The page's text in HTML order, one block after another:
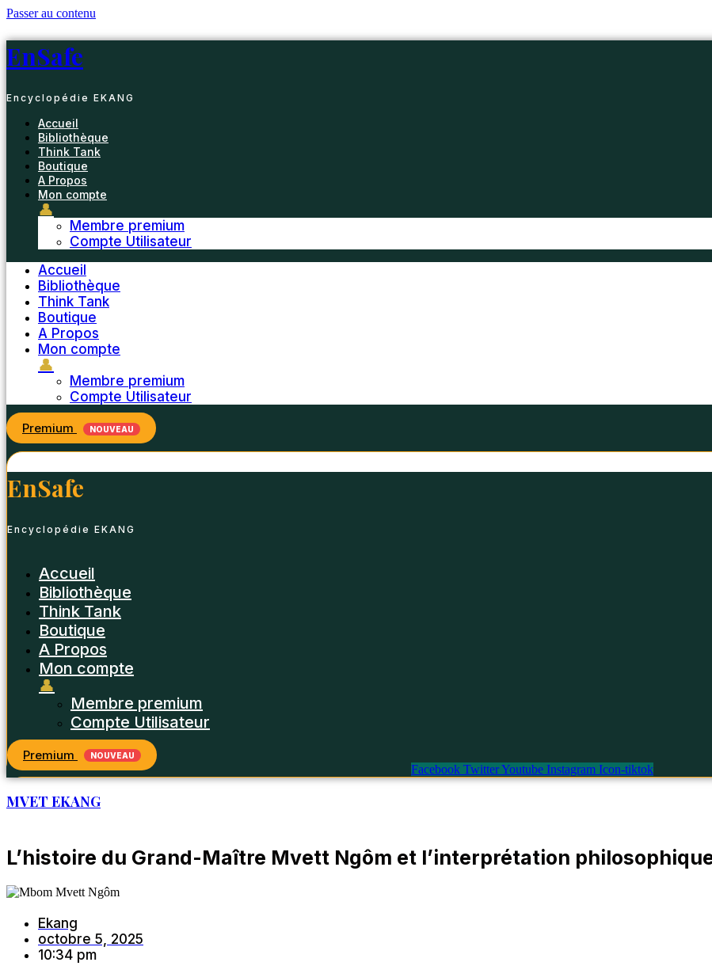
Passer au contenu
EnSafe
Encyclopédie EKANG
Accueil
Bibliothèque
Think Tank
Boutique
A Propos
Mon compte
👤
Membre premium
Compte Utilisateur
Accueil
Bibliothèque
Think Tank
Boutique
A Propos
Mon compte
👤
Membre premium
Compte Utilisateur
Premium NOUVEAU
EnSafe
Encyclopédie EKANG
Accueil
Bibliothèque
Think Tank
Boutique
A Propos
Mon compte
👤
Membre premium
Compte Utilisateur
Premium NOUVEAU
Facebook TwitterYoutube Instagram Icon-tiktok
MVET EKANG
L’histoire du Grand-Maître Mvett Ngôm et l’interprétation
Ekang
octobre 5, 2025
10:34 pm